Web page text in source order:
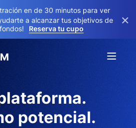
en de 30 minutos para ver
a alcanzar tus objetivos de
Reserva tu cupo
×
potencial.